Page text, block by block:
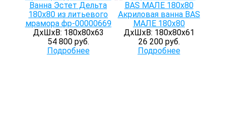
Ванна Эстет Дельта
180х80 из литьевого
мрамора фр-00000669
ДхШхВ: 180х80х63
54 800 руб.
Подробнее
Акриловая ванна BAS
МАЛЕ 180х80
ДхШхВ: 180х80х61
26 200 руб.
Подробнее